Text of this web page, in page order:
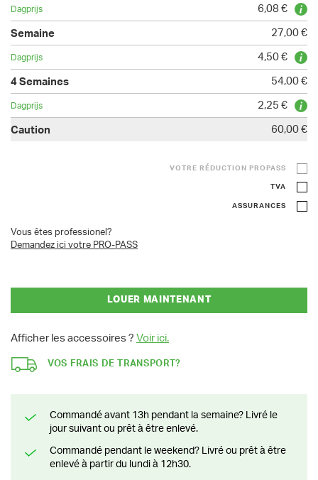
6,08 €
27,00 €
4,50 €
54,00 €
2,25 €
60,00 €
VOTRE RÉDUCTION PROPASS
TVA
ASSURANCES
Vous êtes professionel?
Demandez ici votre PRO-PASS
LOUER MAINTENANT
Afficher les accessoires ? Voir ici.
VOS FRAIS DE TRANSPORT?
Commandé avant 13h pendant la semaine? Livré le
jour suivant ou prêt à être enlevé.
Commandé pendant le weekend? Livré ou prêt à être
enlevé à partir du lundi à 12h30.